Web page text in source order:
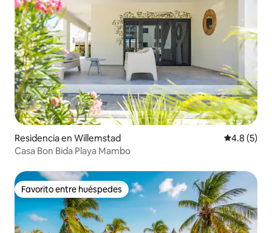
Residencia en Willemstad
4.8 (5)
Casa Bon Bida Playa Mambo
Favorito entre huéspedes
Favorito entre huéspedes